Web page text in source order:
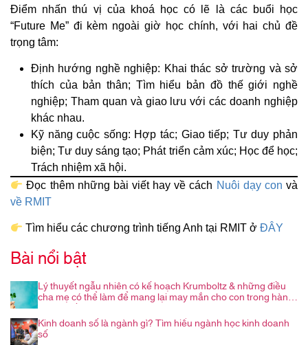
Điểm nhấn thú vị của khoá học có lẽ là các buổi học
“Future Me” đi kèm ngoài giờ học chính, với hai chủ đề
trọng tâm:
Định hướng nghề nghiệp: Khai thác sở trường và sở
thích của bản thân; Tìm hiểu bản đồ thế giới nghề
nghiệp; Tham quan và giao lưu với các doanh nghiệp
khác nhau.
Kỹ năng cuộc sống: Hợp tác; Giao tiếp; Tư duy phản
biện; Tư duy sáng tạo; Phát triển cảm xúc; Học để học;
Trách nhiệm xã hội.
Đọc thêm những bài viết hay về cách Nuôi dạy con và
về RMIT
Tìm hiểu các chương trình tiếng Anh tại RMIT ởĐÂY
Bài nổi bật
Lý thuyết ngẫu nhiên có kế hoạch Krumboltz & những điều
cha mẹ có thể làm để mang lại may mắn cho con trong hành
trình nghề nghiệp
Kinh doanh số là ngành gì? Tìm hiểu ngành học kinh doanh
số